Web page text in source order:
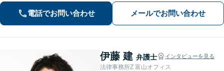
電話でお問い合わせ メールでお問い合わせ
伊藤 建 弁護士 インタビューを見る
法律事務所Z 富山オフィス